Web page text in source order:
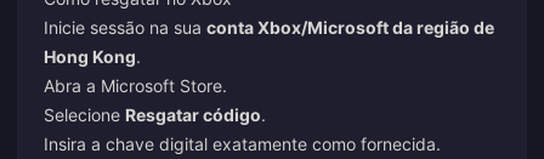
Inicie sessão na sua conta Xbox/Microsoft da região de
Hong Kong.
Abra a Microsoft Store.
Selecione Resgatar código.
Insira a chave digital exatamente como fornecida.